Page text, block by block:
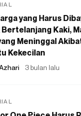
yang Harus
Kaki,
Meninggal
Kekecilan
3 bulan lalu